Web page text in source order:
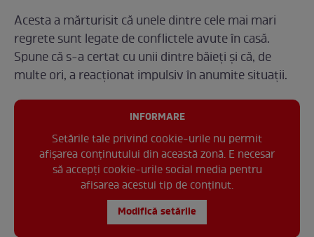
Acesta a mărturisit că unele dintre cele mai mari
regrete sunt legate de conflictele avute în casă.
Spune că s-a certat cu unii dintre băieți și că, de
multe ori, a reacționat impulsiv în anumite situații.
INFORMARE
Setările tale privind cookie-urile nu permit
afișarea conținutului din această zonă. E necesar
să accepți cookie-urile social media pentru
afisarea acestui tip de conținut.
Modifică setările